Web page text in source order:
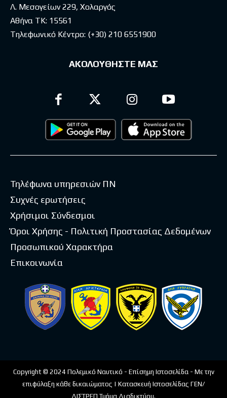
Λ. Μεσογείων 229, Χολαργός
Αθήνα ΤΚ: 15561
Τηλεφωνικό Κέντρο: (+30) 210 6551900
ΑΚΟΛΟΥΘΗΣΤΕ ΜΑΣ
Τηλέφωνα υπηρεσιών ΠΝ
Συχνές ερωτήσεις
Χρήσιμοι Σύνδεσμοι
Όροι Χρήσης - Πολιτική Προστασίας Δεδομένων
Προσωπικού Χαρακτήρα
Επικοινωνία
Copyright © 2024 Πολεμικό Ναυτικό - Επίσημη Ιστοσελίδα - Με την
επιφύλαξη κάθε δικαιώματος | Κατασκευή Ιστοσελίδας ΓΕΝ/
ΔΙΣΤΡΕΠ Τμήμα Διαδικτύου.